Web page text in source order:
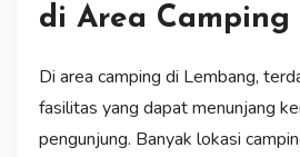
di Area Camping
Di area camping di Lembang,
fasilitas yang dapat menunjang
pengunjung. Banyak lokasi